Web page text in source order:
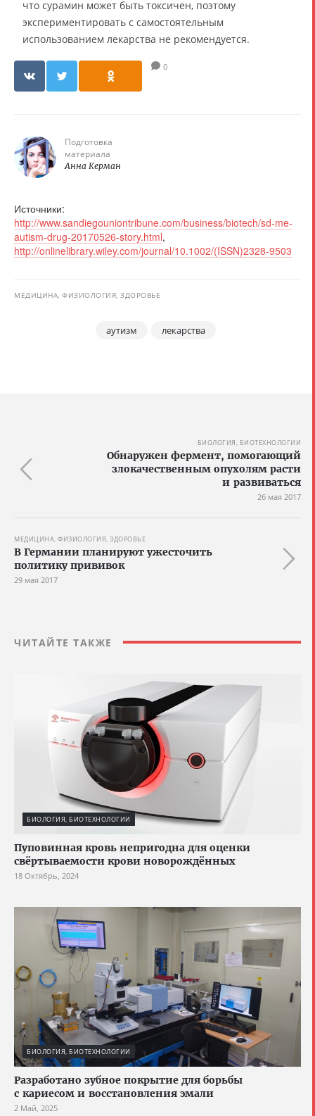
что сурамин может быть токсичен, поэтому
экспериментировать с самостоятельным
использованием лекарства не рекомендуется.
0
Подготовка
материала
Анна Керман
Источники:
http://www.sandiegouniontribune.com/business/biotech/sd-me-
autism-drug-20170526-story.html,
http://onlinelibrary.wiley.com/journal/10.1002/(ISSN)2328-9503
МЕДИЦИНА, ФИЗИОЛОГИЯ, ЗДОРОВЬЕ
аутизм лекарства
БИОЛОГИЯ, БИОТЕХНОЛОГИИ
Обнаружен фермент, помогающий
злокачественным опухолям расти
и развиваться
26 мая 2017
МЕДИЦИНА, ФИЗИОЛОГИЯ, ЗДОРОВЬЕ
В Германии планируют ужесточить
политику прививок
29 мая 2017
ЧИТАЙТЕ ТАКЖЕ
БИОЛОГИЯ, БИОТЕХНОЛОГИИ
Пуповинная кровь непригодна для оценки
свёртываемости крови новорождённых
18 Октябрь, 2024
БИОЛОГИЯ, БИОТЕХНОЛОГИИ
Разработано зубное покрытие для борьбы
с кариесом и восстановления эмали
2 Май, 2025